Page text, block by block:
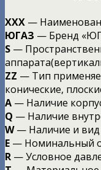
XXX —
ЮГАЗ — Бренд
S —
ZZ — Тип
конические,
А — Наличие
Q — Наличие
W— Наличие и вид
Е — Номинальный
R — Условное